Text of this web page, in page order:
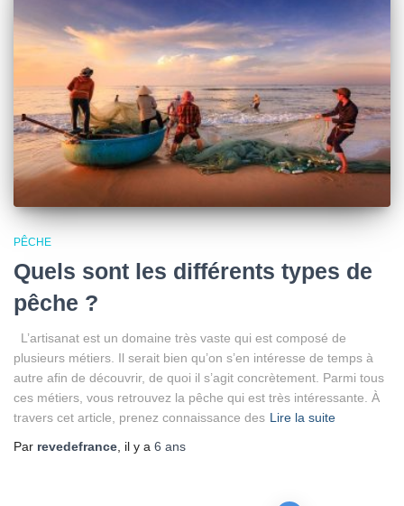
PÊCHE
Quels sont les différents types de
pêche ?
L’artisanat est un domaine très vaste qui est composé de
plusieurs métiers. Il serait bien qu’on s’en intéresse de temps à
autre afin de découvrir, de quoi il s’agit concrètement. Parmi tous
ces métiers, vous retrouvez la pêche qui est très intéressante. À
travers cet article, prenez connaissance des Lire la suite
Par revedefrance, il y a 6 ans